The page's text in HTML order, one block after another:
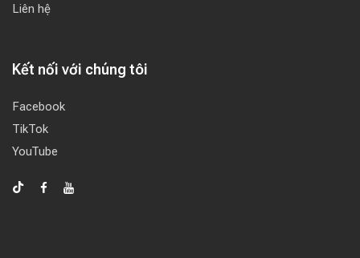
Liên hệ
Kết nối với chúng tôi
Facebook
TikTok
YouTube